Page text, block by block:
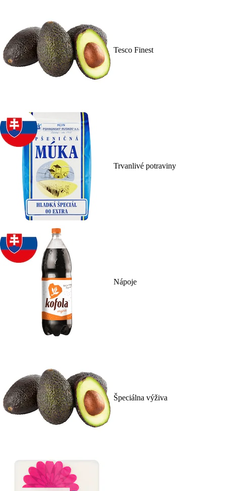
Tesco Finest
Trvanlivé potraviny
Nápoje
Špeciálna výživa